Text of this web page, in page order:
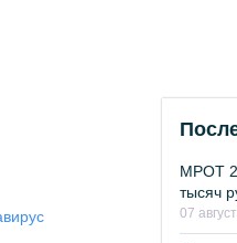
МРОТ
тысяч
07